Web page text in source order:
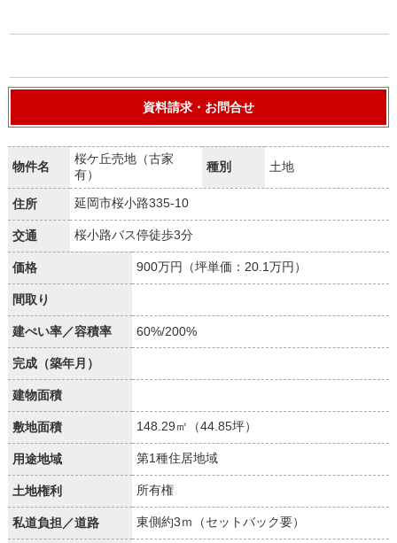
資料請求・お問合せ
物件名
桜ケ丘売地（古家
有）
種別 土地
住所 延岡市桜小路335-10
交通 桜小路バス停徒歩3分
価格 900万円（坪単価：20.1万円）
間取り
建ぺい率／容積率 60%/200%
完成（築年月）
建物面積
敷地面積 148.29㎡（44.85坪）
用途地域 第1種住居地域
土地権利 所有権
私道負担／道路 東側約3ｍ（セットバック要）